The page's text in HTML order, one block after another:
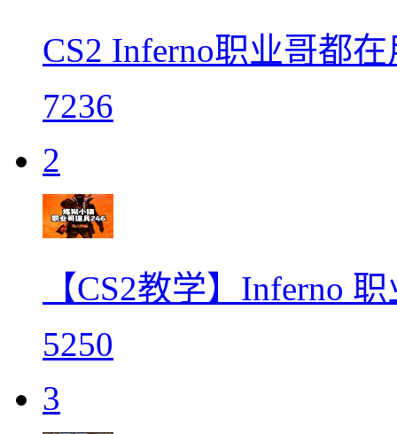
CS2 Inferno职业哥都
7236
2
【CS2教学】Inferno
5250
3